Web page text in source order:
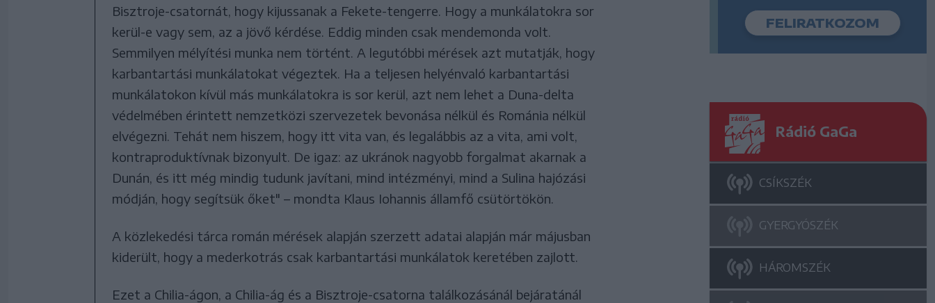
Bisztroje-csatornát, hogy kijussanak a Fekete-tengerre. Hogy a munkálatokra sor
kerül-e vagy sem, az a jövő kérdése. Eddig minden csak mendemonda volt.
Semmilyen mélyítési munka nem történt. A legutóbbi mérések azt mutatják, hogy
karbantartási munkálatokat végeztek. Ha a teljesen helyénvaló karbantartási
munkálatokon kívül más munkálatokra is sor kerül, azt nem lehet a Duna-delta
védelmében érintett nemzetközi szervezetek bevonása nélkül és Románia nélkül
elvégezni. Tehát nem hiszem, hogy itt vita van, és legalábbis az a vita, ami volt,
kontraproduktívnak bizonyult. De igaz: az ukránok nagyobb forgalmat akarnak a
Dunán, és itt még mindig tudunk javítani, mind intézményi, mind a Sulina hajózási
módján, hogy segítsük őket" – mondta Klaus Iohannis államfő csütörtökön.
A közlekedési tárca román mérések alapján szerzett adatai alapján már májusban
kiderült, hogy a mederkotrás csak karbantartási munkálatok keretében zajlott.
Ezet a Chilia-ágon, a Chilia-ág és a Bisztroje-csatorna találkozásánál bejáratánál
Rádió GaGa
CSÍKSZÉK
GYERGYÓSZÉK
HÁROMSZÉK